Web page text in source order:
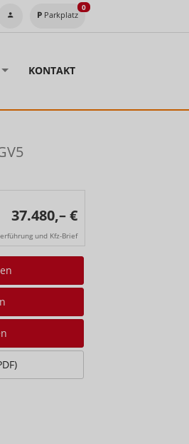
Parkplatz
0
KONTAKT
37.480,– €
und Kfz-Brief